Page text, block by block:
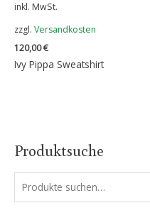
inkl. MwSt.
zzgl. Versandkosten
120,00€
Ivy Pippa Sweatshirt
Produktsuche
u